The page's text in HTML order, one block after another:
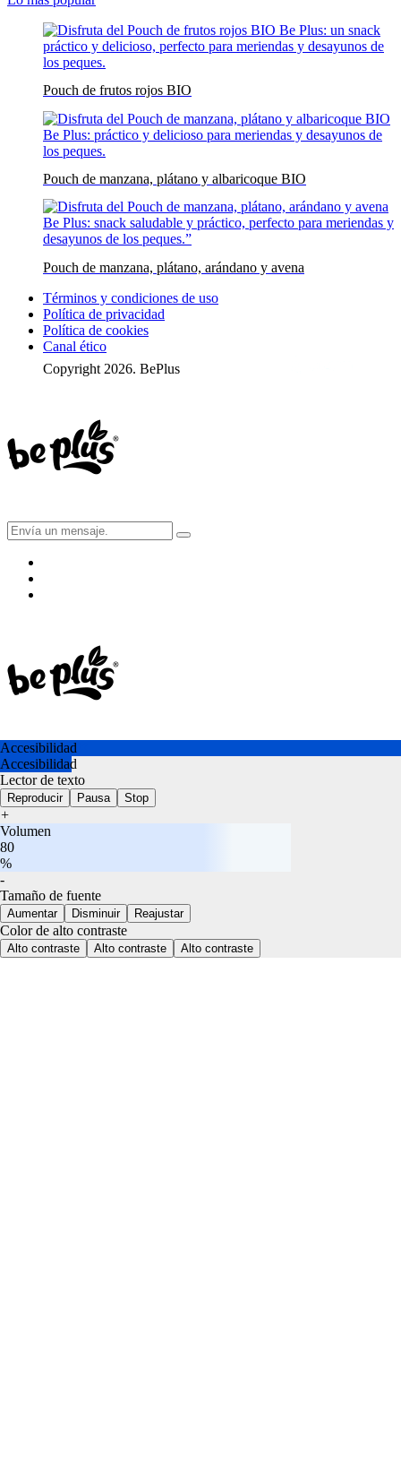
Pouch de frutos rojos BIO
Pouch de manzana, plátano y albaricoque BIO
Pouch de manzana, plátano, arándano y avena
Términos y condiciones de uso
Política de privacidad
Política de cookies
Canal ético
Copyright 2026. BePlus